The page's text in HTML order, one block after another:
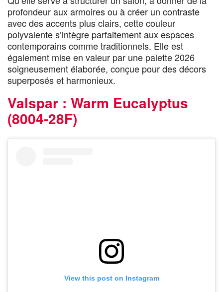
profondeur aux armoires ou à créer un contraste
avec des accents plus clairs, cette couleur
polyvalente s’intègre parfaitement aux espaces
contemporains comme traditionnels. Elle est
également mise en valeur par une palette 2026
soigneusement élaborée, conçue pour des décors
superposés et harmonieux.
Valspar : Warm Eucalyptus
(8004-28F)
View this post on Instagram